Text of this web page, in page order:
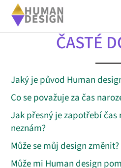
ČASTÉ
Jaký je původ Human
Co se považuje za čas
Jak přesný je zapotřebí čas
neznám?
Může se můj design změnit?
Může mi Human design